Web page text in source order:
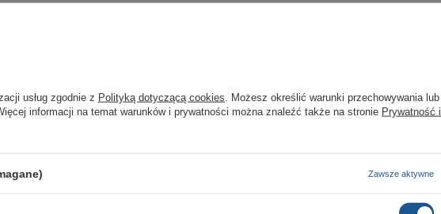
Kolor czarny
centymetrach Więcej 30
usług zgodnie z Polityką dotyczącą cookies . Możesz określić warunki przechowywania lub
informacji na temat warunków i prywatności można znaleźć także na stronie Prywatność i
Zawsze aktywne